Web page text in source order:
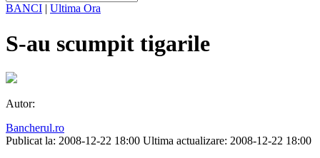
BANCI | Ultima Ora
S-au scumpit tigarile
Autor:
Bancherul.ro
Publicat la: 2008-12-22 18:00 Ultima actualizare: 2008-12-22 18:00